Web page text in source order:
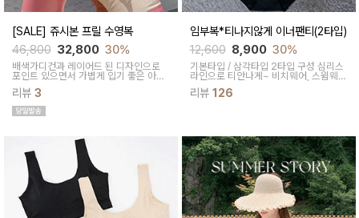
[SALE] 쥬시본 프릴 수영복
46,800 32,800 30%
배색가디건과 레이어드 된 디자인으로
포인트 있으면서 가볍게 입기 좋은 아이
템이에요~ 팬츠와 세트로 여성스러운 무
드를 유지하시면서 활동에도 부담이 없
답니다
리뷰 3
임부복*티나지않게 이너팬티(2타입)
12,600 8,900 30%
기본타입 / 삼각타입 2타입 구성 심리스
라인으로 티안나게~ 비치웨어, 스윔웨어
속 이너팬티
리뷰 126